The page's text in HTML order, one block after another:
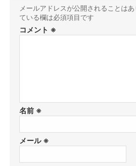
メールアドレスが公開されることはあ
ている欄は必須項目です
コメント ※
名前 ※
メール ※